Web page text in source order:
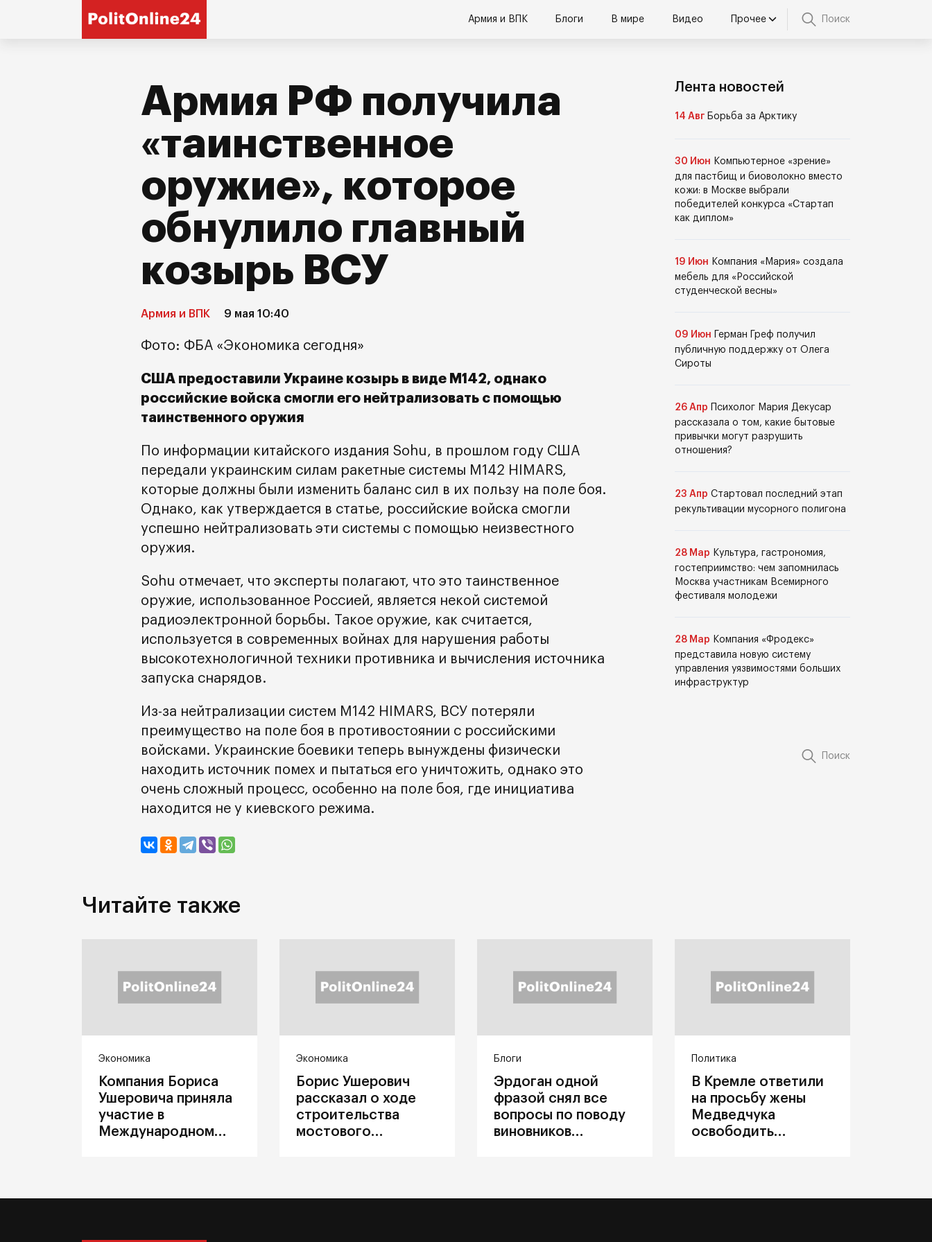
Армия и ВПК Блоги В мире Видео Прочее Поиск
Армия РФ получила
«таинственное
оружие», которое
обнулило главный
козырь ВСУ
Армия и ВПК 9 мая 10:40
Фото: ФБА «Экономика сегодня»
США предоставили Украине козырь в виде M142, однако
российские войска смогли его нейтрализовать с помощью
таинственного оружия
По информации китайского издания Sohu, в прошлом году США
передали украинским силам ракетные системы M142 HIMARS,
которые должны были изменить баланс сил в их пользу на поле боя.
Однако, как утверждается в статье, российские войска смогли
успешно нейтрализовать эти системы с помощью неизвестного
оружия.
Sohu отмечает, что эксперты полагают, что это таинственное
оружие, использованное Россией, является некой системой
радиоэлектронной борьбы. Такое оружие, как считается,
используется в современных войнах для нарушения работы
высокотехнологичной техники противника и вычисления источника
запуска снарядов.
Из-за нейтрализации систем M142 HIMARS, ВСУ потеряли
преимущество на поле боя в противостоянии с российскими
войсками. Украинские боевики теперь вынуждены физически
находить источник помех и пытаться его уничтожить, однако это
очень сложный процесс, особенно на поле боя, где инициатива
находится не у киевского режима.
Лента новостей
14 Авг Борьба за Арктику
30 Июн Компьютерное «зрение»
для пастбищ и биоволокно вместо
кожи: в Москве выбрали
победителей конкурса «Стартап
как диплом»
19 Июн Компания «Мария» создала
мебель для «Российской
студенческой весны»
09 Июн
Герман Греф получил
публичную поддержку от Олега
Сироты
26 Апр
Психолог Мария Декусар
рассказала о том, какие бытовые
привычки могут разрушить
отношения?
23 Апр Стартовал последний этап
рекультивации мусорного полигона
28 Мар Культура, гастрономия,
гостеприимство: чем запомнилась
Москва участникам Всемирного
фестиваля молодежи
28 Мар Компания «Фродекс»
представила новую систему
управления уязвимостями больших
инфраструктур
Поиск
Читайте также
Экономика
Компания Бориса
Ушеровича приняла
участие в
Международном
Экономика
Борис Ушерович
рассказал о ходе
строительства
мостового
Блоги
Эрдоган одной
фразой снял все
вопросы по поводу
виновников
Политика
В Кремле ответили
на просьбу жены
Медведчука
освободить